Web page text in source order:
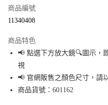
Apple Pay
街口支付
悠遊付
商品編號
11340408
商品特色
📢 點選下方放大鏡🔍圖示，
視
📢 官網販售之顏色尺寸，請
商品貨號：601162